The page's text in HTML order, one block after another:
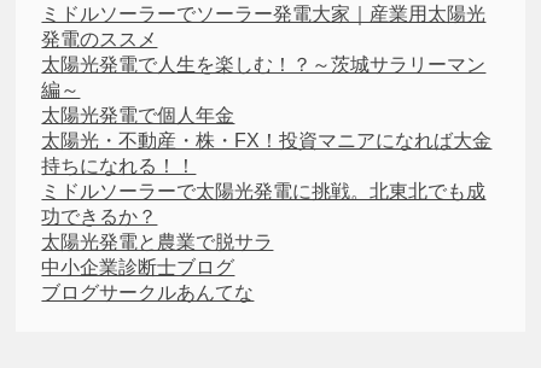
ミドルソーラーでソーラー発電大家｜産業用太陽光
発電のススメ
太陽光発電で人生を楽しむ！？～茨城サラリーマン
編～
太陽光発電で個人年金
太陽光・不動産・株・FX！投資マニアになれば大金
持ちになれる！！
ミドルソーラーで太陽光発電に挑戦。北東北でも成
功できるか？
太陽光発電と農業で脱サラ
中小企業診断士ブログ
ブログサークルあんてな